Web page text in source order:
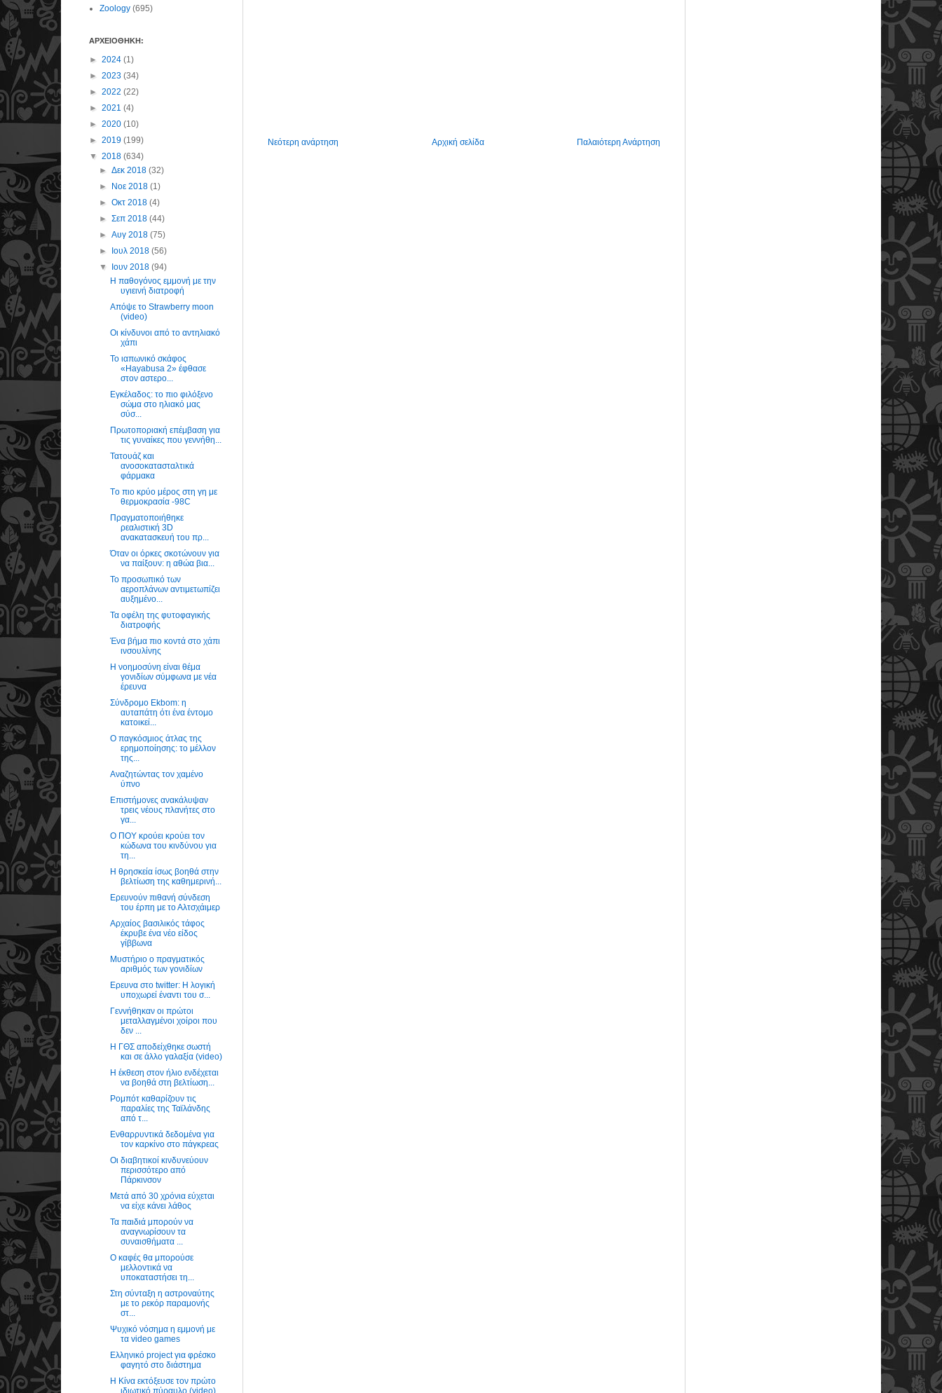
Νεότερη ανάρτηση Παλαιότερη Ανάρτηση
Αρχική σελίδα
Zoology (695)
ΑΡΧΕΙΟΘΗΚΗ:
► 2024 (1)
► 2023 (34)
► 2022 (22)
► 2021 (4)
► 2020 (10)
► 2019 (199)
▼ 2018 (634)
►Δεκ 2018(32)
► Νοε 2018(1)
►Οκτ 2018(4)
►Σεπ 2018(44)
►Αυγ 2018(75)
► Ιουλ 2018(56)
▼ Ιουν 2018(94)
Η παθογόνος εμμονή με την
υγιεινή διατροφή
Απόψε το Strawberry moon
(video)
Οι κίνδυνοι από το αντηλιακό
χάπι
Το ιαπωνικό σκάφος
«Hayabusa 2» έφθασε
στον αστερο...
Εγκέλαδος: το πιο φιλόξενο
σώμα στο ηλιακό μας
σύσ...
Πρωτοποριακή επέμβαση για
τις γυναίκες που γεννήθη...
Τατουάζ και
ανοσοκατασταλτικά
φάρμακα
Tο πιο κρύο μέρος στη γη με
θερμοκρασία -98C
Πραγματοποιήθηκε
ρεαλιστική 3D
ανακατασκευή του πρ...
Όταν οι όρκες σκοτώνουν για
να παίξουν: η αθώα βια...
Το προσωπικό των
αεροπλάνων αντιμετωπίζει
αυξημένο...
Τα οφέλη της φυτοφαγικής
διατροφής
Ένα βήμα πιο κοντά στο χάπι
ινσουλίνης
Η νοημοσύνη είναι θέμα
γονιδίων σύμφωνα με νέα
έρευνα
Σύνδρομο Ekbom: η
αυταπάτη ότι ένα έντομο
κατοικεί...
Ο παγκόσμιος άτλας της
ερημοποίησης: το μέλλον
της...
Αναζητώντας τον χαμένο
ύπνο
Επιστήμονες ανακάλυψαν
τρεις νέους πλανήτες στο
γα...
O ΠΟΥ κρούει κρούει τον
κώδωνα του κινδύνου για
τη...
Η θρησκεία ίσως βοηθά στην
βελτίωση της καθημερινή...
Ερευνούν πιθανή σύνδεση
του έρπη με το Αλτσχάιμερ
Αρχαίος βασιλικός τάφος
έκρυβε ένα νέο είδος
γίββωνα
Μυστήριο ο πραγματικός
αριθμός των γονιδίων
Ερευνα στο twitter: Η λογική
υποχωρεί έναντι του σ...
Γεννήθηκαν οι πρώτοι
μεταλλαγμένοι χοίροι που
δεν ...
Η ΓΘΣ αποδείχθηκε σωστή
και σε άλλο γαλαξία (video)
Η έκθεση στον ήλιο ενδέχεται
να βοηθά στη βελτίωση...
Ρομπότ καθαρίζουν τις
παραλίες της Ταϊλάνδης
από τ...
Ενθαρρυντικά δεδομένα για
τον καρκίνο στο πάγκρεας
Οι διαβητικοί κινδυνεύουν
περισσότερο από
Πάρκινσον
Μετά από 30 χρόνια εύχεται
να είχε κάνει λάθος
Τα παιδιά μπορούν να
αναγνωρίσουν τα
συναισθήματα ...
Ο καφές θα μπορούσε
μελλοντικά να
υποκαταστήσει τη...
Στη σύνταξη η αστροναύτης
με το ρεκόρ παραμονής
στ...
Ψυχικό νόσημα η εμμονή με
τα video games
Ελληνικό project για φρέσκο
φαγητό στο διάστημα
Η Κίνα εκτόξευσε τον πρώτο
ιδιωτικό πύραυλο (video)